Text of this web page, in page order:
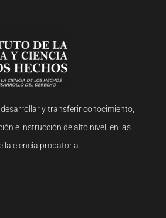
y transferir conocimiento,
e instrucción de alto nivel, en las
la ciencia probatoria.